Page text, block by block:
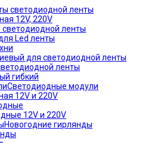
светодиодной ленты
12V, 220V
светодиодной ленты
Led ленты
для светодиодной ленты
ленты
гибкий
Светодиодные модули
12V и 220V
12V и 220V
Новогодние гирлянды